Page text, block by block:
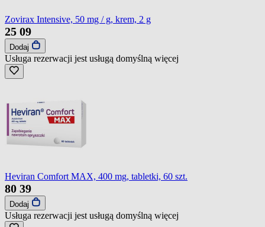
Zovirax Intensive, 50 mg / g, krem, 2 g
25 09
Dodaj
Usługa rezerwacji jest usługą domyślną więcej
Heviran Comfort MAX, 400 mg, tabletki, 60 szt.
80 39
Dodaj
Usługa rezerwacji jest usługą domyślną więcej